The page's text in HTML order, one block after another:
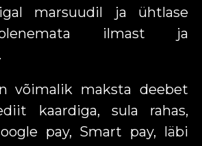
marsuudil ja ühtlase
ilmast ja
võimalik maksta deebet
kaardiga, sula rahas,
pay, Smart pay, läbi